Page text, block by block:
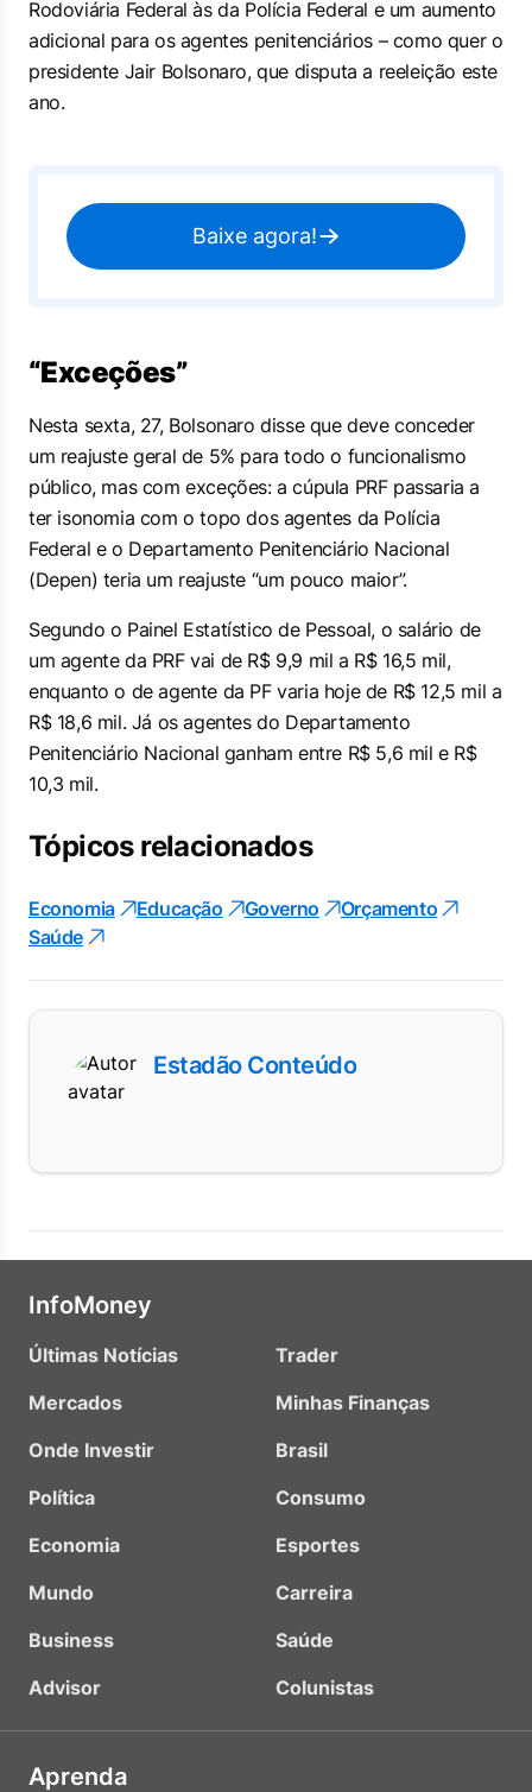
Rodoviária Federal às da Polícia Federal e um aumento
adicional para os agentes penitenciários – como quer o
presidente Jair Bolsonaro, que disputa a reeleição este
ano.
Baixe agora!
“Exceções”
Nesta sexta, 27, Bolsonaro disse que deve conceder
um reajuste geral de 5% para todo o funcionalismo
público, mas com exceções: a cúpula PRF passaria a
ter isonomia com o topo dos agentes da Polícia
Federal e o Departamento Penitenciário Nacional
(Depen) teria um reajuste “um pouco maior”.
Segundo o Painel Estatístico de Pessoal, o salário de
um agente da PRF vai de R$ 9,9 mil a R$ 16,5 mil,
enquanto o de agente da PF varia hoje de R$ 12,5 mil a
R$ 18,6 mil. Já os agentes do Departamento
Penitenciário Nacional ganham entre R$ 5,6 mil e R$
10,3 mil.
Tópicos relacionados
Economia Educação Governo
Orçamento
Saúde
Estadão Conteúdo
InfoMoney
Últimas Notícias
Mercados
Onde Investir
Política
Economia
Mundo
Business
Advisor
Trader
Minhas Finanças
Brasil
Consumo
Esportes
Carreira
Saúde
Colunistas
Aprenda